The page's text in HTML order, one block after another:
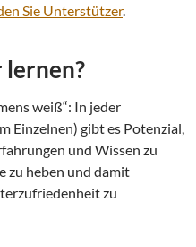
Sie Unterstützer.
lernen?
weiß“: In jeder
Einzelnen) gibt es Potenzial,
und Wissen zu
zu heben und damit
zu